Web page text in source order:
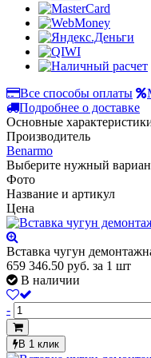
Все способы оплаты
Подробнее о доставке
Основные
Производитель
Benarmo
Выберите нужный
Фото
Название и артикул
Цена
Вставка чугун
659 346.50 руб. за 1 шт
В наличии
-
В 1 клик